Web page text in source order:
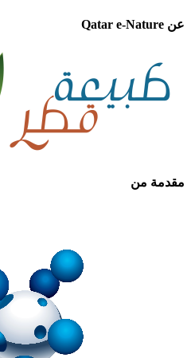
عن Qatar e-Nature
مقدمة من